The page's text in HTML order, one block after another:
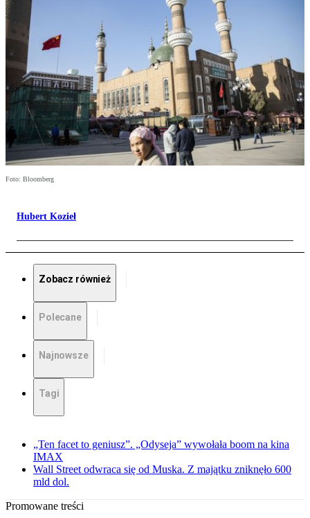
Foto: Bloomberg
Hubert Kozieł
Zobacz również
Polecane
Najnowsze
Tagi
„Ten facet to geniusz”. „Odyseja” wywołała boom na kina
IMAX
Wall Street odwraca się od Muska. Z majątku zniknęło 600
mld dol.
Promowane treści